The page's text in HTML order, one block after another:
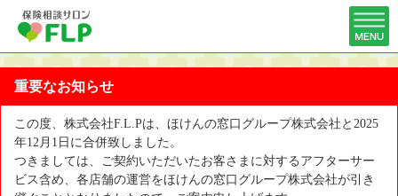
重要なお知らせ
この度、株式会社F.L.Pは、ほけんの窓口グループ株式会社と2025
年12月1日に合併致しました。
つきましては、ご契約いただいたお客さまに対するアフターサー
ビス含め、各店舗の運営をほけんの窓口グループ株式会社が引き